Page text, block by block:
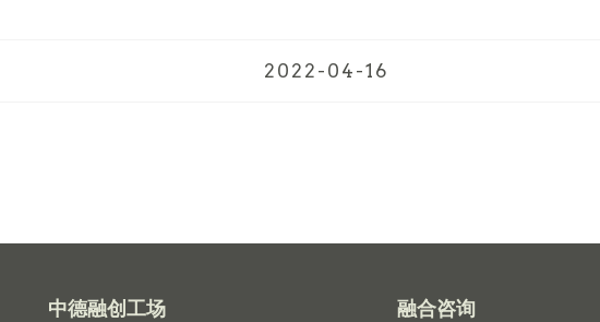
2022-04-16
中德融创工场 融合咨询